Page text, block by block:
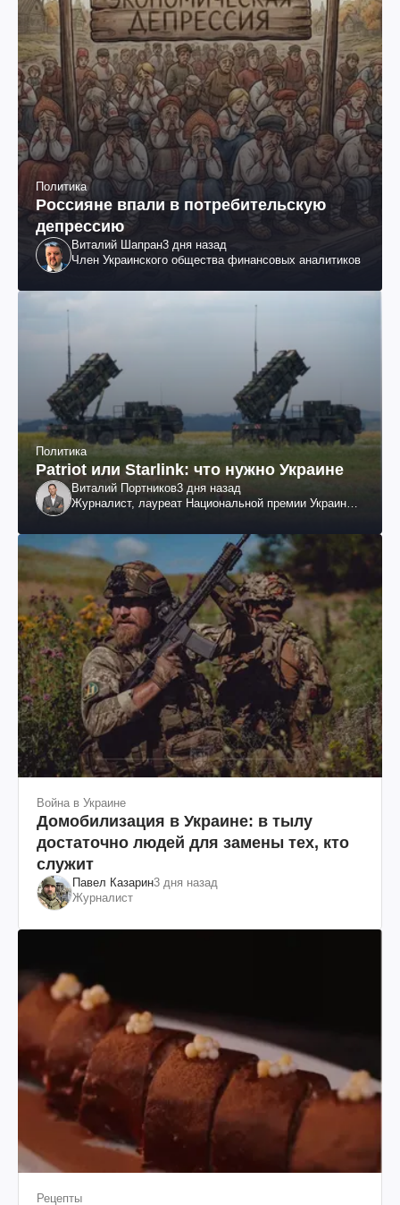
Политика
Россияне впали в потребительскую
депрессию
Виталий Шапран3 дня назад
Член Украинского общества финансовых аналитиков
Политика
Patriot или Starlink: что нужно Украине
Виталий Портников3 дня назад
Журналист, лауреат Национальной премии Украины
Война в Украине
Домобилизация в Украине: в тылу
достаточно людей для замены тех, кто
служит
Павел Казарин3 дня назад
Журналист
Рецепты